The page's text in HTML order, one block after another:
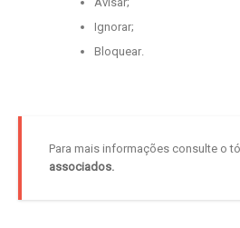
Ignorar;
Bloquear.
Para mais informações consulte o
associados.